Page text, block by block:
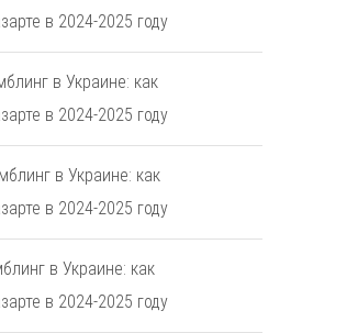
в 2024-2025 году
в Украине: как
в 2024-2025 году
в Украине: как
в 2024-2025 году
в Украине: как
в 2024-2025 году